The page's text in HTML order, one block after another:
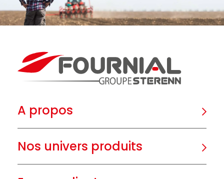
A propos
Nos univers produits